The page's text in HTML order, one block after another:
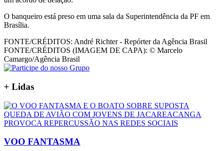
O banqueiro está preso em uma sala da Superintendência da PF em
Brasília.
FONTE/CRÉDITOS: André Richter - Repórter da Agência Brasil
FONTE/CRÉDITOS (IMAGEM DE CAPA): © Marcelo
Camargo/Agência Brasil
+ Lidas
VOO FANTASMA